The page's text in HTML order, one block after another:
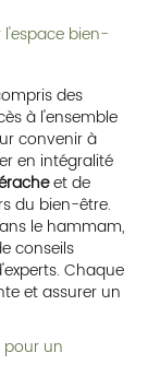
bien-
des
à l'ensemble
convenir à
en intégralité
et de
du bien-être.
le hammam,
conseils
Chaque
et assurer un
un